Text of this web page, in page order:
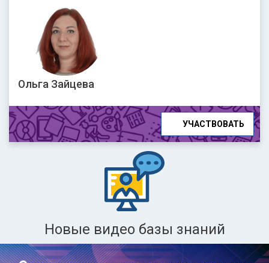
Ольга Зайцева
УЧАСТВОВАТЬ
Новые видео базы знаний